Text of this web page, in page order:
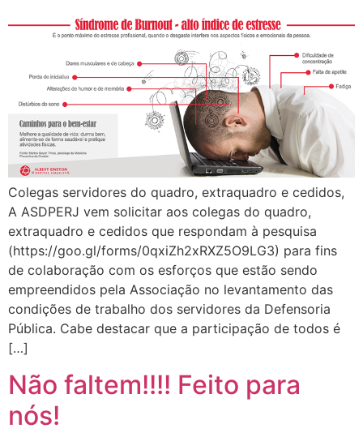
Colegas servidores do quadro, extraquadro e cedidos,
A ASDPERJ vem solicitar aos colegas do quadro,
extraquadro e cedidos que respondam à pesquisa
(https://goo.gl/forms/0qxiZh2xRXZ5O9LG3) para fins
de colaboração com os esforços que estão sendo
empreendidos pela Associação no levantamento das
condições de trabalho dos servidores da Defensoria
Pública. Cabe destacar que a participação de todos é
[…]
Não faltem!!!! Feito para
nós!